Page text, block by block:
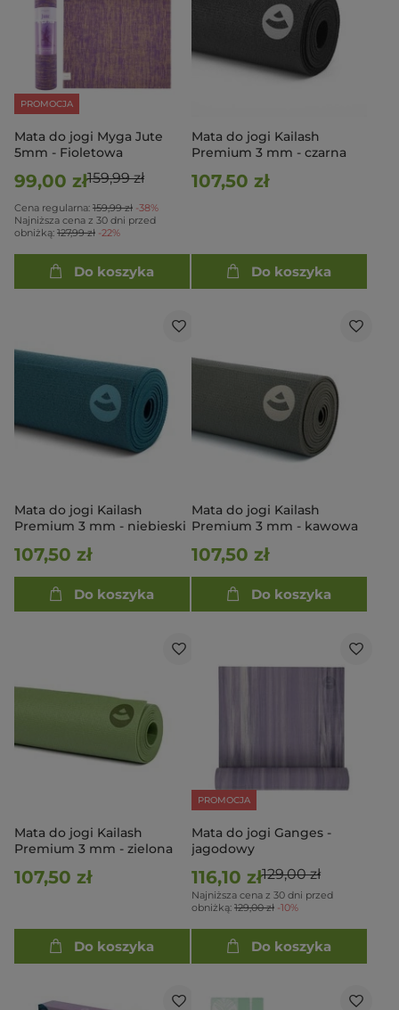
PROMOCJA
Mata do jogi Myga Jute
5mm - Fioletowa
99,00 zł159,99 zł
Cena regularna: 159,99 zł -38%
Najniższa cena z 30 dni przed
obniżką: 127,99 zł -22%
Do koszyka
Mata do jogi Kailash
Premium 3 mm - czarna
107,50 zł
Do koszyka
Mata do jogi Kailash
Premium 3 mm - niebieski
107,50 zł
Do koszyka
Mata do jogi Kailash
Premium 3 mm - kawowa
107,50 zł
Do koszyka
Mata do jogi Kailash
Premium 3 mm - zielona
107,50 zł
Do koszyka
PROMOCJA
Mata do jogi Ganges -
jagodowy
116,10 zł129,00 zł
Najniższa cena z 30 dni przed
obniżką: 129,00 zł -10%
Do koszyka